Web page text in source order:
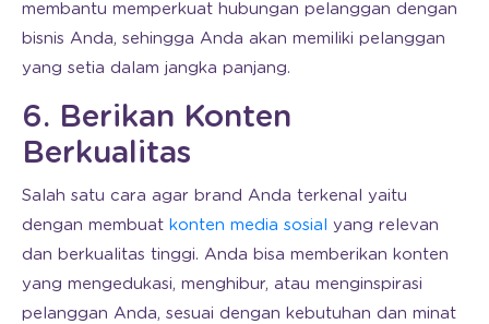
membantu memperkuat hubungan pelanggan dengan
bisnis Anda, sehingga Anda akan memiliki pelanggan
yang setia dalam jangka panjang.
6. Berikan Konten
Berkualitas
Salah satu cara agar brand Anda terkenal yaitu
dengan membuat konten media sosial yang relevan
dan berkualitas tinggi. Anda bisa memberikan konten
yang mengedukasi, menghibur, atau menginspirasi
pelanggan Anda, sesuai dengan kebutuhan dan minat